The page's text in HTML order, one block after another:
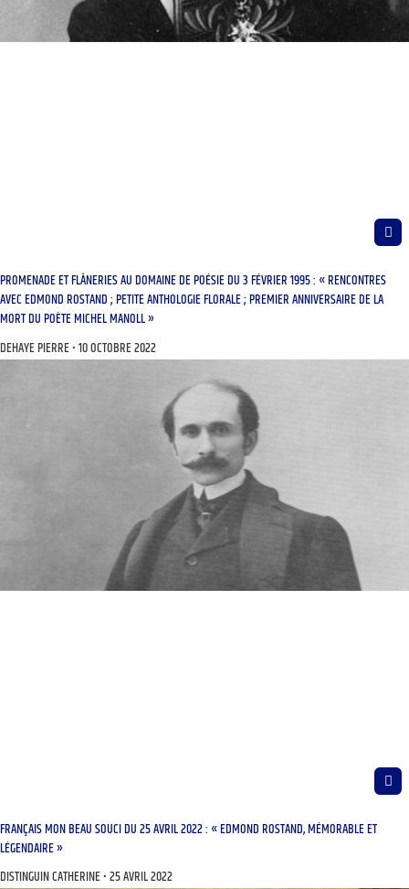
PROMENADE ET FLÂNERIES AU DOMAINE DE POÉSIE DU 3 FÉVRIER 1995 : « RENCONTRES
AVEC EDMOND ROSTAND ; PETITE ANTHOLOGIE FLORALE ; PREMIER ANNIVERSAIRE DE LA
MORT DU POÈTE MICHEL MANOLL »
DEHAYE PIERRE 10 OCTOBRE 2022
FRANÇAIS MON BEAU SOUCI DU 25 AVRIL 2022 : « EDMOND ROSTAND, MÉMORABLE ET
LÉGENDAIRE »
DISTINGUIN CATHERINE 25 AVRIL 2022